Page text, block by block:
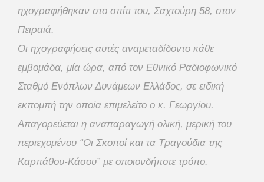
ηχογραφήθηκαν στο σπίτι του, Σαχτούρη 58, στον
Πειραιά.
Οι ηχογραφήσεις αυτές αναμεταδίδοντο κάθε
εμβομάδα, μία ώρα, από τον Εθνικό Ραδιοφωνικό
Σταθμό Ενόπλων Δυνάμεων Ελλάδος, σε ειδική
εκπομπή την οποία επιμελείτο ο κ. Γεωργίου.
Aπαγορεύεται η αναπαραγωγή ολική, μερική του
περιεχομένου “Οι Σκοποί και τα Τραγούδια της
Καρπάθου-Κάσου” με οποιονδήποτε τρόπο.